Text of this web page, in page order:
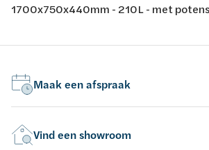
1700x750x440mm - 210L - met
14516: 2010
Maak een afspraak
Vind een showroom